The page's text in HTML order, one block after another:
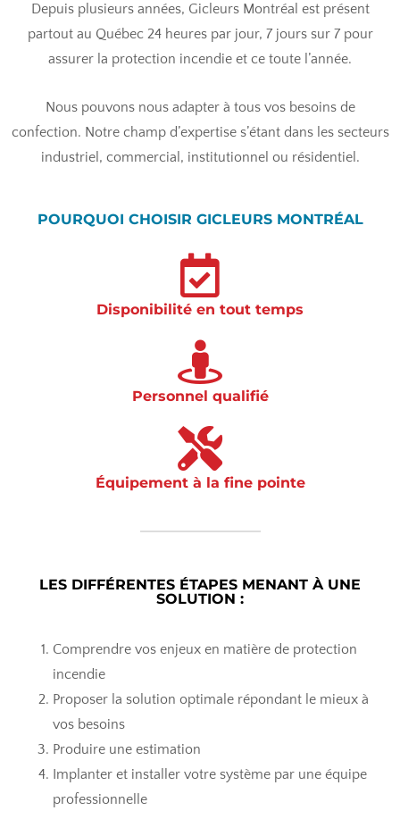
Depuis plusieurs années, Gicleurs Montréal est présent
partout au Québec 24 heures par jour, 7 jours sur 7 pour
assurer la protection incendie et ce toute l’année.
Nous pouvons nous adapter à tous vos besoins de
confection. Notre champ d’expertise s’étant dans les secteurs
industriel, commercial, institutionnel ou résidentiel.
POURQUOI CHOISIR GICLEURS MONTRÉAL
Disponibilité en tout temps
Personnel qualifié
Équipement à la fine pointe
LES DIFFÉRENTES ÉTAPES MENANT À UNE
SOLUTION :
Comprendre vos enjeux en matière de protection
incendie
Proposer la solution optimale répondant le mieux à
vos besoins
Produire une estimation
Implanter et installer votre système par une équipe
professionnelle